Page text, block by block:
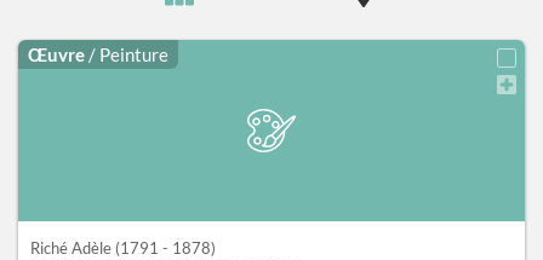
Œuvre / Peinture
Riché Adèle (1791 - 1878)